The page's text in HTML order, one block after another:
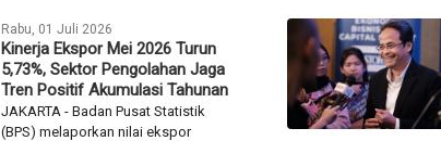
Rabu, 01 Juli 2026
Kinerja Ekspor Mei 2026 Turun
5,73%, Sektor Pengolahan Jaga
Tren Positif Akumulasi Tahunan
JAKARTA - Badan Pusat Statistik
(BPS) melaporkan nilai ekspor